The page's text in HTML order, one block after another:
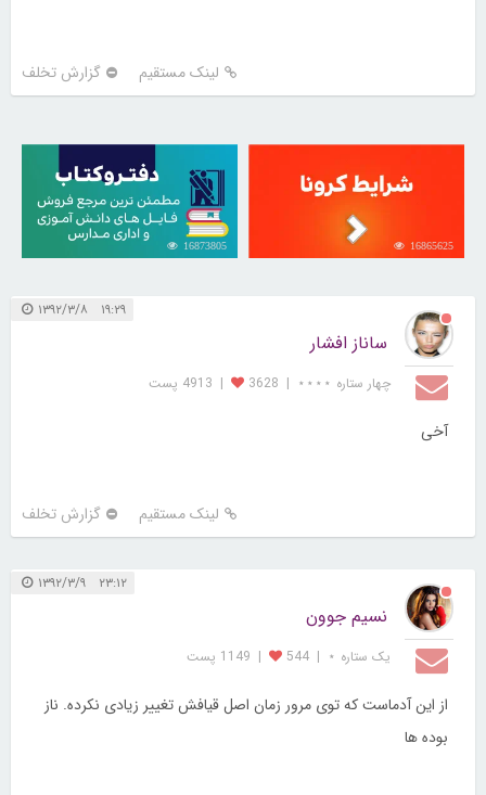
لینک مستقیم گزارش تخلف
16865625
16873805
۱۹:۲۹ ۱۳۹۲/۳/۸
ساناز افشار
چهار ستاره ⋆⋆⋆⋆ |
3628
| 4913 پست
آخی
لینک مستقیم گزارش تخلف
۲۳:۱۲ ۱۳۹۲/۳/۹
نسیم جوون
یک ستاره ⋆ |
544
| 1149 پست
از این آدماست که توی مرور زمان اصل قیافش تغییر زیادی نکرده. ناز
بوده ها